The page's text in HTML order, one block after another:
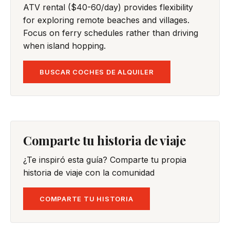
ATV rental ($40-60/day) provides flexibility
for exploring remote beaches and villages.
Focus on ferry schedules rather than driving
when island hopping.
BUSCAR COCHES DE ALQUILER
Comparte tu historia de viaje
¿Te inspiró esta guía? Comparte tu propia
historia de viaje con la comunidad
COMPARTE TU HISTORIA